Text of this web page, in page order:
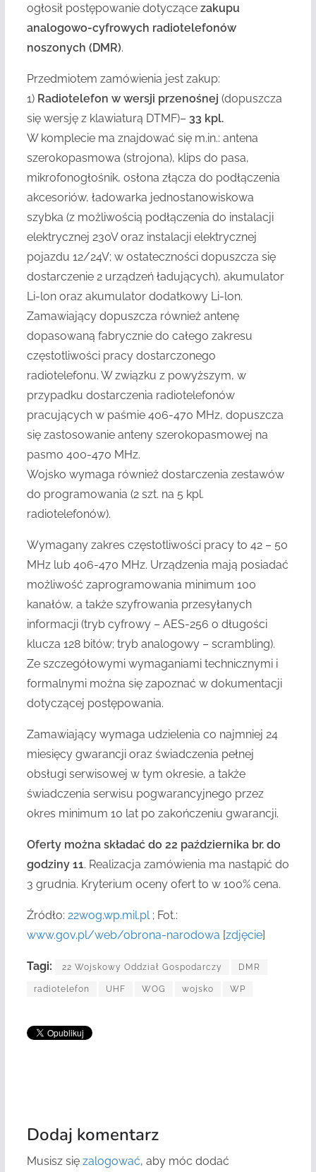
ogłosił postępowanie dotyczące zakupu
analogowo-cyfrowych radiotelefonów
noszonych (DMR).
Przedmiotem zamówienia jest zakup:
1) Radiotelefon w wersji przenośnej (dopuszcza
się wersję z klawiaturą DTMF)– 33 kpl.
W komplecie ma znajdować się m.in.: antena
szerokopasmowa (strojona), klips do pasa,
mikrofonogłośnik, osłona złącza do podłączenia
akcesoriów, ładowarka jednostanowiskowa
szybka (z możliwością podłączenia do instalacji
elektrycznej 230V oraz instalacji elektrycznej
pojazdu 12/24V; w ostateczności dopuszcza się
dostarczenie 2 urządzeń ładujących), akumulator
Li-lon oraz akumulator dodatkowy Li-lon.
Zamawiający dopuszcza również antenę
dopasowaną fabrycznie do całego zakresu
częstotliwości pracy dostarczonego
radiotelefonu. W związku z powyższym, w
przypadku dostarczenia radiotelefonów
pracujących w paśmie 406-470 MHz, dopuszcza
się zastosowanie anteny szerokopasmowej na
pasmo 400-470 MHz.
Wojsko wymaga również dostarczenia zestawów
do programowania (2 szt. na 5 kpl.
radiotelefonów).
Wymagany zakres częstotliwości pracy to 42 – 50
MHz lub 406-470 MHz. Urządzenia mają posiadać
możliwość zaprogramowania minimum 100
kanałów, a także szyfrowania przesyłanych
informacji (tryb cyfrowy – AES-256 o długości
klucza 128 bitów; tryb analogowy – scrambling).
Ze szczegółowymi wymaganiami technicznymi i
formalnymi można się zapoznać w dokumentacji
dotyczącej postępowania.
Zamawiający wymaga udzielenia co najmniej 24
miesięcy gwarancji oraz świadczenia pełnej
obsługi serwisowej w tym okresie, a także
świadczenia serwisu pogwarancyjnego przez
okres minimum 10 lat po zakończeniu gwarancji.
Oferty można składać do 22 października br. do
godziny 11. Realizacja zamówienia ma nastąpić do
3 grudnia. Kryterium oceny ofert to w 100% cena.
Źródło: 22wog.wp.mil.pl ; Fot.:
www.gov.pl/web/obrona-narodowa [zdjęcie]
Tagi: 22 Wojskowy Oddział Gospodarczy DMR
radiotelefon UHF WOG wojsko WP
Dodaj komentarz
Musisz się zalogować, aby móc dodać